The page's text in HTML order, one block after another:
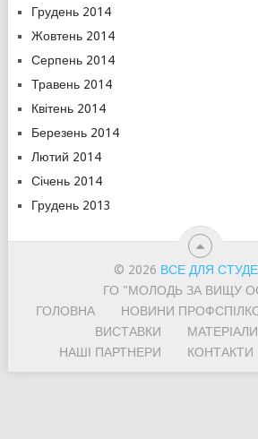
Грудень 2014
Жовтень 2014
Серпень 2014
Травень 2014
Квітень 2014
Березень 2014
Лютий 2014
Січень 2014
Грудень 2013
© 2026 ВСЕ ДЛЯ
ГО "МОЛОДЬ ЗА ВИЩУ
ГОЛОВНА
НОВИНИ
ВИСТАВКИ
МАТЕРІАЛИ
НАШІ ПАРТНЕРИ
КОНТАКТИ